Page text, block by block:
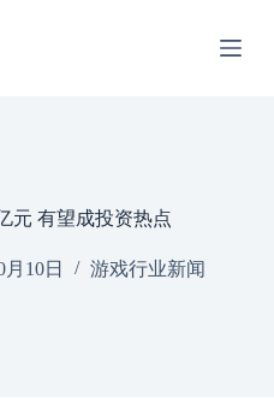
元 有望成投资热点
月10日 游戏行业新闻